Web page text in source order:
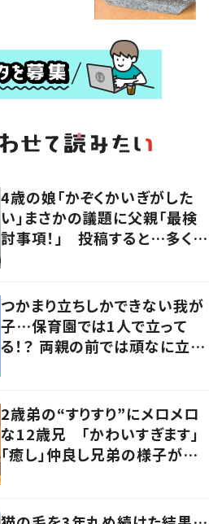
4歳の娘「かぞくかいぎがした
い」まさかの議題に父親「最検
討事項！」 投稿すると…多くの
つかまり立ちしかできない我が
子…保育園では1人で立って
る！？ 両親の前では頑なに立た
2歳弟の“すりすり”にメロメロ
な12歳兄 「かわいすぎます」
「癒し」仲良し兄弟の様子が